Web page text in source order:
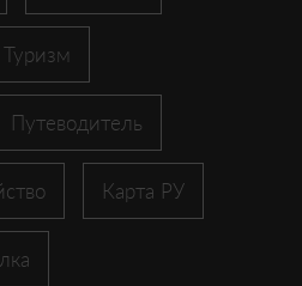
Туризм
Путеводитель
Карта РУ